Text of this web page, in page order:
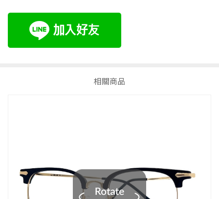
相關商品